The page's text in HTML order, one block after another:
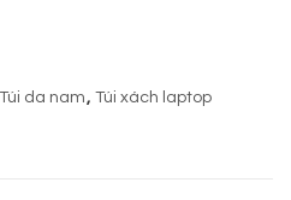
Túi da nam, Túi xách laptop